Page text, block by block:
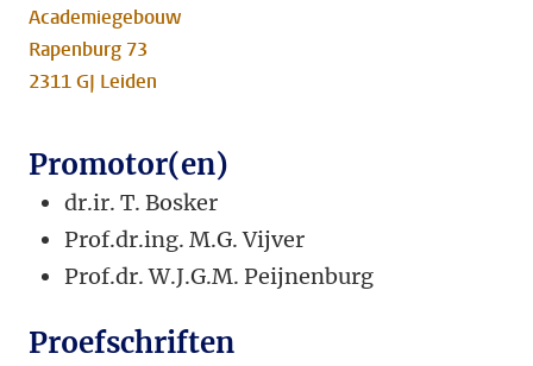
Academiegebouw
Rapenburg 73
2311 GJ Leiden
Promotor(en)
dr.ir. T. Bosker
Prof.dr.ing. M.G. Vijver
Prof.dr. W.J.G.M. Peijnenburg
Proefschriften